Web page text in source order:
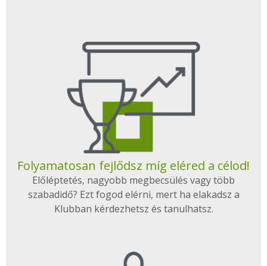
Folyamatosan fejlődsz míg eléred a célod!
Előléptetés, nagyobb megbecsülés vagy több
szabadidő? Ezt fogod elérni, mert ha elakadsz a
Klubban kérdezhetsz és tanulhatsz.